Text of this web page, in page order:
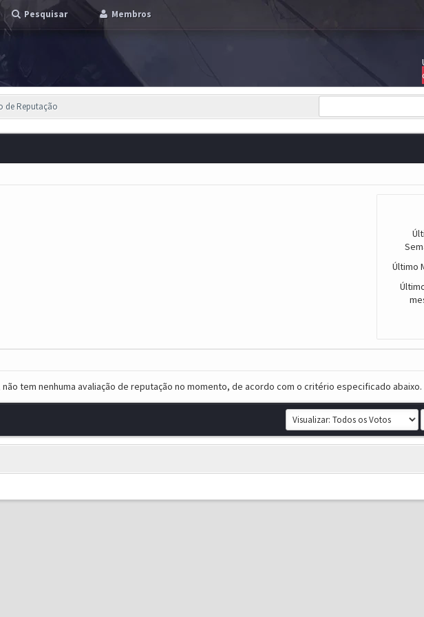
Pesquisar Membros
de Reputação
Último
não tem nenhuma avaliação de reputação no momento, de acordo com o critério especificado abaixo.